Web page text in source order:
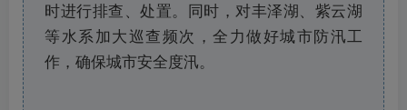
时进行排查、处置。同时，对丰泽湖、紫云湖
等水系加大巡查频次，全力做好城市防汛工
作，确保城市安全度汛。